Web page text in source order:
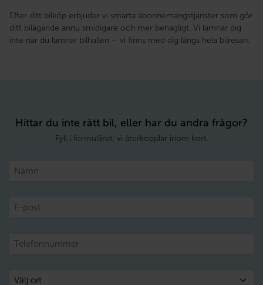
Efter ditt bilköp erbjuder vi smarta abonnemangstjänster som gör
ditt bilägande ännu smidigare och mer behagligt. Vi lämnar dig
inte när du lämnar bilhallen – vi finns med dig längs hela bilresan.
Hittar du inte rätt bil, eller har du andra frågor?
Fyll i formuläret, vi återkopplar inom kort.
Namn
E-
post
Telefon
Välj